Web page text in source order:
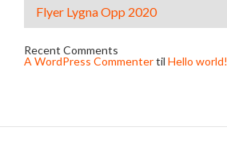
Flyer Lygna Opp 2020
Recent Comments
A WordPress Commentertil Hello world!